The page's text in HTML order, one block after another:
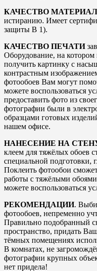
КАЧЕСТВО
истиранию. Имеет
защиты В 1).
КАЧЕСТВО ПЕЧАТИ
Оборудование, на котором
получить картинку с
контрастным
фотообоев Вам могут
можете воспользоваться
предоставить фото из
фотографии были в
образцами готовых
нашем офисе.
НАНЕСЕНИЕ НА
клеем для тяжёлых обоев
специальной
Поклеить фотообои
работы с тяжёлыми
можете воспользоваться
РЕКОМЕНДАЦИИ.
фотообоев, непременно
Правильно подобранный
пространство, придать
тёмных помещениях
В комнатах, не
фотографии крупных
нет придела!